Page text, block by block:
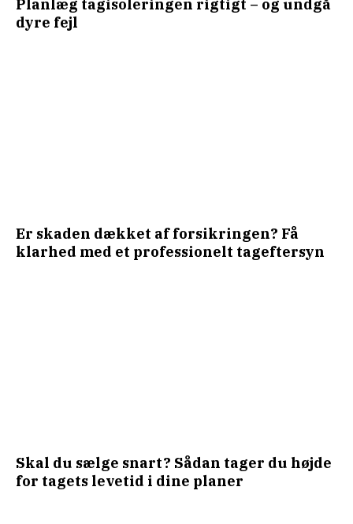
Planlæg tagisoleringen rigtigt – og undgå
dyre fejl
Er skaden dækket af forsikringen? Få
klarhed med et professionelt tageftersyn
Skal du sælge snart? Sådan tager du højde
for tagets levetid i dine planer